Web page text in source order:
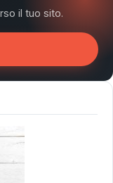
il tuo sito.